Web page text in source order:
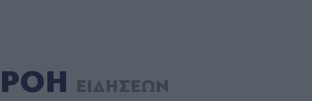
ΡΟΗ ΕΙΔΗΣΕΩΝ